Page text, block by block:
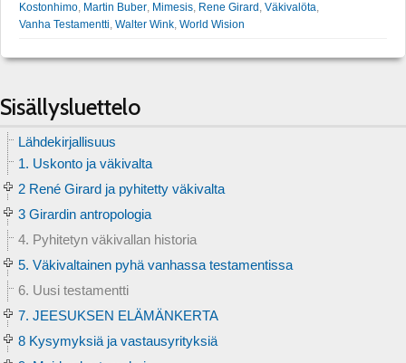
Kostonhimo, Martin Buber, Mimesis, Rene Girard , Väkivalöta,
Vanha Testamentti, Walter Wink, World Wision
Sisällysluettelo
Lähdekirjallisuus
1. Uskonto ja väkivalta
2 René Girard ja pyhitetty väkivalta
3 Girardin antropologia
4. Pyhitetyn väkivallan historia
5. Väkivaltainen pyhä vanhassa testamentissa
6. Uusi testamentti
7. JEESUKSEN ELÄMÄNKERTA
8 Kysymyksiä ja vastausyrityksiä